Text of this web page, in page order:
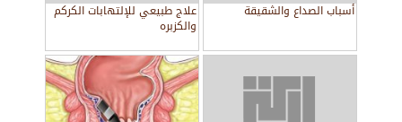
أسباب الصداع والشقيقة علاج طبيعي للإلتهابات الكركم
والكزبره